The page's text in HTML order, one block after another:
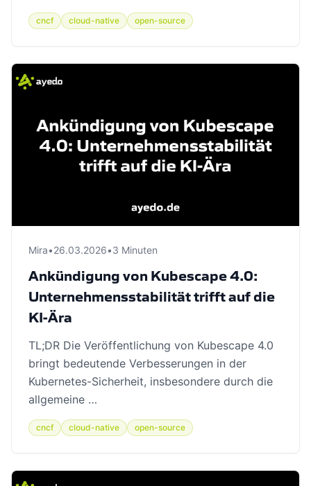
cncf cloud-native open-source
Mira•26.03.2026•3 Minuten
Ankündigung von Kubescape 4.0:
Unternehmensstabilität trifft auf die
KI-Ära
TL;DR Die Veröffentlichung von Kubescape 4.0
bringt bedeutende Verbesserungen in der
Kubernetes-Sicherheit, insbesondere durch die
allgemeine …
cncf cloud-native open-source